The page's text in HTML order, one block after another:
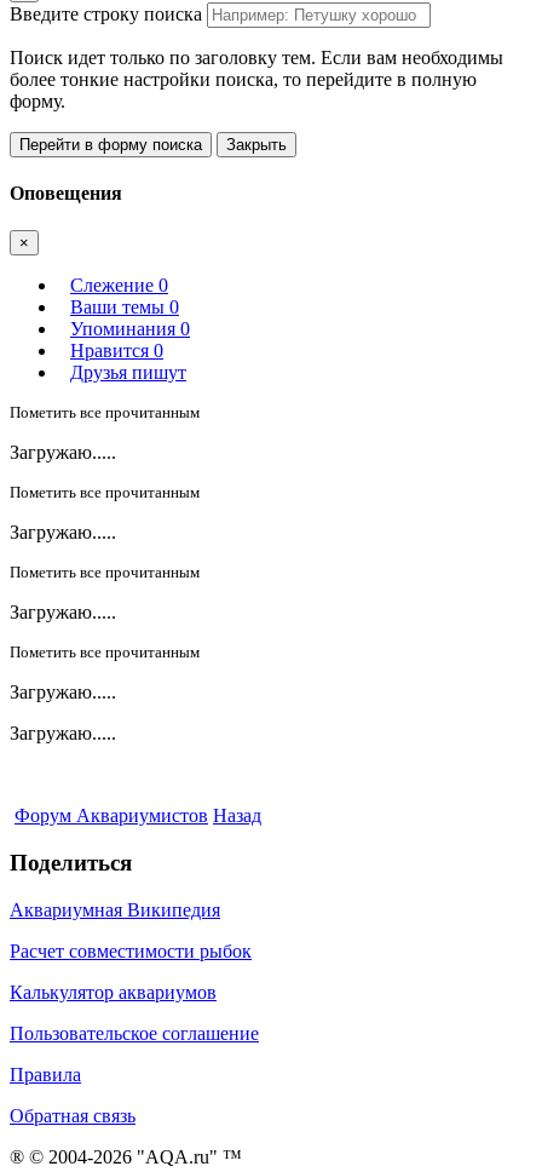
Введите строку поиска
Поиск идет только по заголовку тем. Если вам необходимы
более тонкие настройки поиска, то перейдите в полную
форму.
Перейти в форму поиска Закрыть
Оповещения
×
Слежение 0
Ваши темы 0
Упоминания 0
Нравится 0
Друзья пишут
Пометить все прочитанным
Загружаю.....
Пометить все прочитанным
Загружаю.....
Пометить все прочитанным
Загружаю.....
Пометить все прочитанным
Загружаю.....
Загружаю.....
Форум Аквариумистов Назад
Поделиться
Аквариумная Википедия
Расчет совместимости рыбок
Калькулятор аквариумов
Пользовательское соглашение
Правила
Обратная связь
® © 2004-2026 "AQA.ru" ™